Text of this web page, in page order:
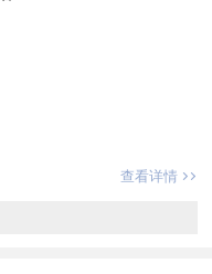
孩子弱点模块式强化训
查看详情